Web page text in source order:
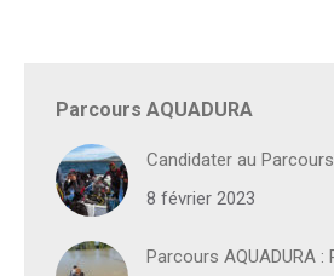
Parcours AQUADURA
Candidater au
8 février 2023
Parcours AQUADURA